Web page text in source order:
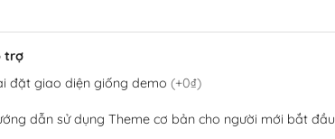
trợ
đặt giao diện giống demo (+0₫)
dẫn sử dụng Theme cơ bản cho người mới bắt đầu